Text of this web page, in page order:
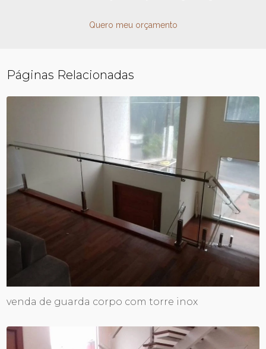
Quero meu orçamento
Páginas Relacionadas
venda de guarda corpo com torre inox